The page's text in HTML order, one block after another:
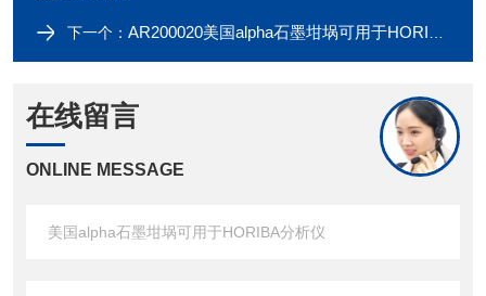
下一个： AR200020美国alpha石墨坩埚可用于HORIBA分析仪
在线留言
ONLINE MESSAGE